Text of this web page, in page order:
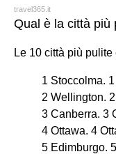
travel365.it
Qual è la città più
Le 10 città più
1 Stoccolma.
2 Wellington.
3 Canberra. 3
4 Ottawa. 4
5 Edimburgo.